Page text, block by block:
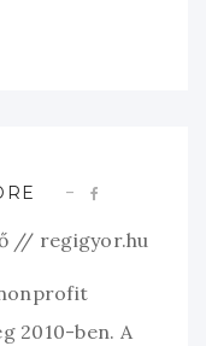
// regigyor.hu
2010-ben. A